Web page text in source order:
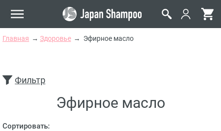
Главная Здоровье Эфирное масло
Фильтр
Эфирное масло
Сортировать: